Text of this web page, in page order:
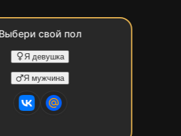
Выбери свой пол
Я девушка
Я мужчина